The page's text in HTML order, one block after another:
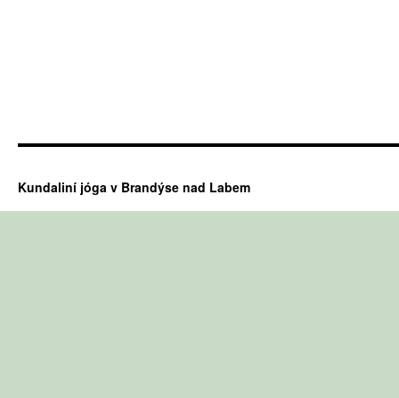
Kundaliní jóga v Brandýse nad Labem